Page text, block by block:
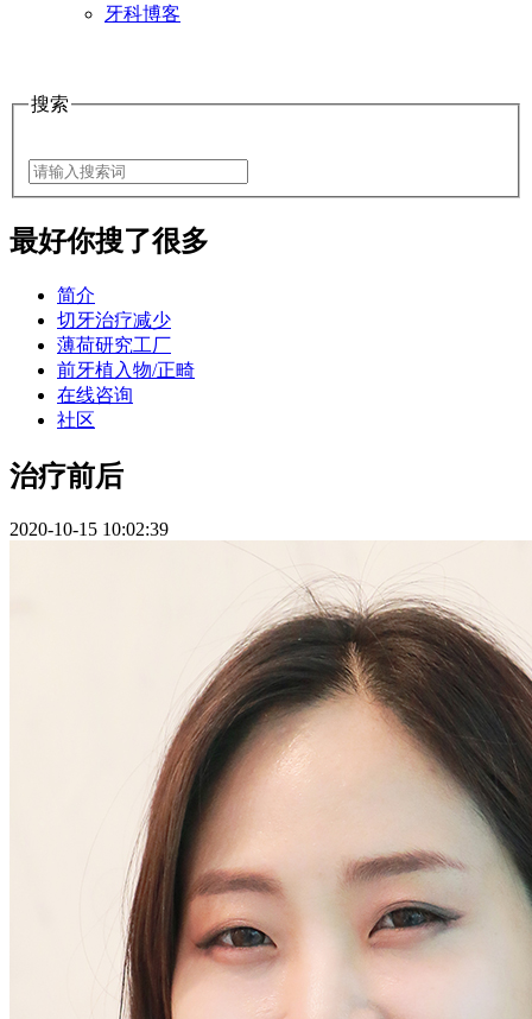
牙科博客
搜索
最好你搜了很多
简介
切牙治疗减少
薄荷研究工厂
前牙植入物/正畸
在线咨询
社区
治疗前后
2020-10-15 10:02:39